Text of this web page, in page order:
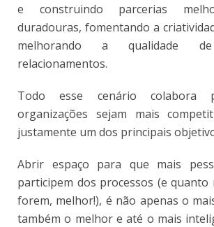
e construindo parcerias
duradouras, fomentando a
melhorando a qualidade
relacionamentos.
Todo esse cenário colabora
organizações sejam mais
justamente um dos principais
Abrir espaço para que mais
participem dos processos (e quanto
forem, melhor!), é não apenas o
também o melhor e até o mais